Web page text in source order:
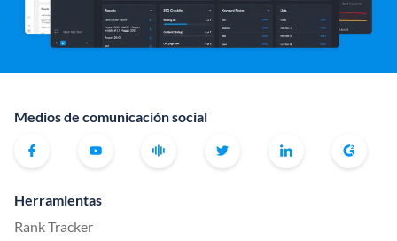
Medios de comunicación social
Herramientas
Rank Tracker